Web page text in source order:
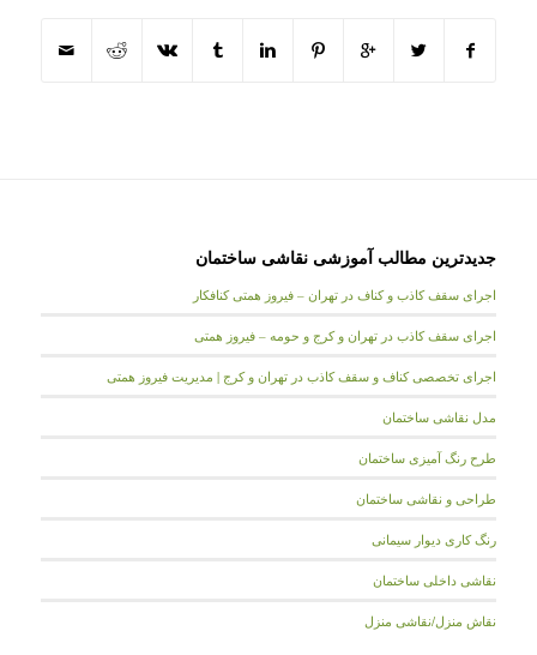
جدیدترین مطالب آموزشی نقاشی ساختمان
اجرای سقف کاذب و کناف در تهران – فیروز همتی کنافکار
اجرای سقف کاذب در تهران و کرج و حومه – فیروز همتی
اجرای تخصصی کناف و سقف کاذب در تهران و کرج | مدیریت فیروز همتی
مدل نقاشی ساختمان
طرح رنگ آمیزی ساختمان
طراحی و نقاشی ساختمان
رنگ کاری دیوار سیمانی
نقاشی داخلی ساختمان
نقاش منزل/نقاشی منزل